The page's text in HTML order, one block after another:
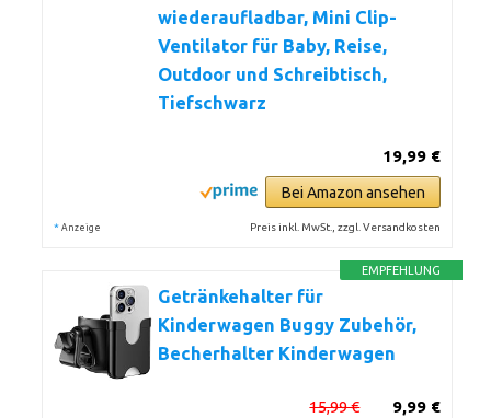
wiederaufladbar, Mini Clip-
Ventilator für Baby, Reise,
Outdoor und Schreibtisch,
Tiefschwarz
19,99 €
Bei Amazon ansehen
* Anzeige Preis inkl. MwSt., zzgl. Versandkosten
EMPFEHLUNG
Getränkehalter für
Kinderwagen Buggy Zubehör,
Becherhalter Kinderwagen
9,99 €
15,99 €